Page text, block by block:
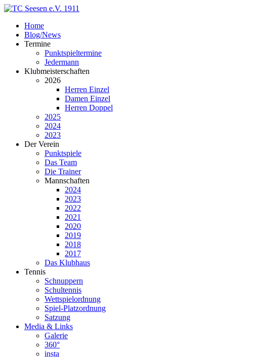
Home
Blog/News
Termine
Punktspieltermine
Jedermann
Klubmeisterschaften
2026
Herren Einzel
Damen Einzel
Herren Doppel
2025
2024
2023
Der Verein
Punktspiele
Das Team
Die Trainer
Mannschaften
2024
2023
2022
2021
2020
2019
2018
2017
Das Klubhaus
Tennis
Schnuppern
Schultennis
Wettspielordnung
Spiel-Platzordnung
Satzung
Media & Links
Galerie
360°
insta